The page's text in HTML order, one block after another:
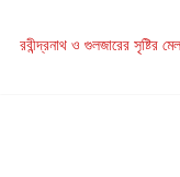
রবীন্দ্রনাথ ও গুলজারের সৃষ্টির
কলের গান থেকে রীলস্ —
জগন্নাথমঙ্গলম্ — বাংলায়